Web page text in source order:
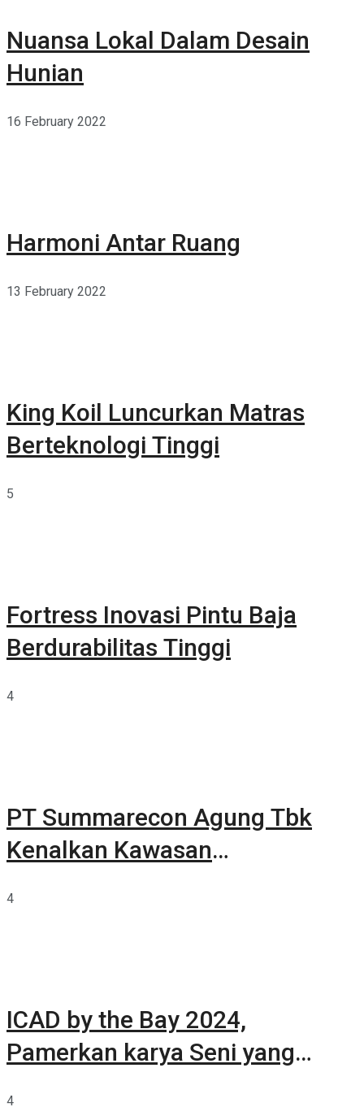
Nuansa Lokal Dalam Desain
Hunian
16 February 2022
Harmoni Antar Ruang
13 February 2022
King Koil Luncurkan Matras
Berteknologi Tinggi
5
Fortress Inovasi Pintu Baja
Berdurabilitas Tinggi
4
PT Summarecon Agung Tbk
Kenalkan Kawasan
4
ICAD by the Bay 2024,
Pamerkan karya Seni yang
4